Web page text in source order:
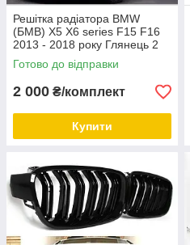
Решітка радіатора BMW
(БМВ) X5 X6 series F15 F16
2013 - 2018 року Глянець 2
ребра Ніздрі BMW F15 F16
2013 - 2018
Готово до відправки
2 000 ₴/комплект
Купити